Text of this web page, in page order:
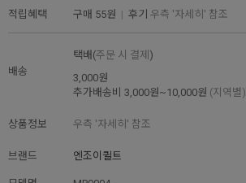
적립혜택 구매 55원 | 후기 우측 '자세히' 참조
배송
택배(주문 시 결제 )
3,000원
추가배송비 3,000원~10,000원 (지역별)
상품정보 우측 '자세히' 참조
브랜드 엔조이퀼트